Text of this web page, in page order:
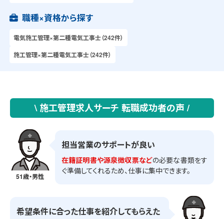
職種×資格から探す
電気施工管理×第二種電気工事士（242件）
施工管理×第二種電気工事士（242件）
\ 施工管理求人サーチ 転職成功者の声 /
51歳・男性
担当営業のサポートが良い
在籍証明書や源泉徴収票などの必要な書類をす
ぐ準備してくれるため、仕事に集中できます。
希望条件に合った仕事を紹介してもらえた